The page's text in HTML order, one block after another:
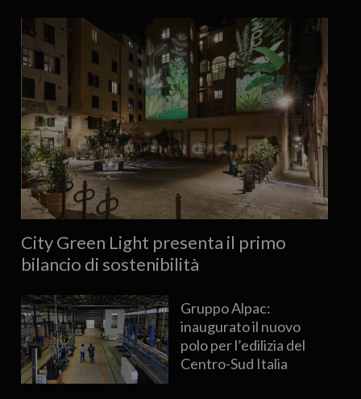
City Green Light presenta il primo
bilancio di sostenibilità
Gruppo Alpac:
inaugurato il nuovo
polo per l’edilizia del
Centro-Sud Italia